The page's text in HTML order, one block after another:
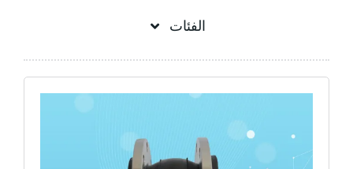
الفئات
Flex＆elastomer rubber joint
Flexible connector